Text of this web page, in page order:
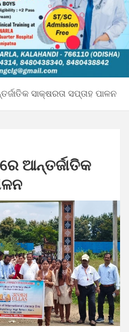
ସାକ୍ଷରତା ସପ୍ତାହ ପାଳନ
ଆନ୍ତର୍ଜାତିକ